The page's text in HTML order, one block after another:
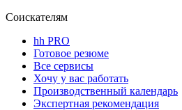
Соискателям
hh PRO
Готовое резюме
Все сервисы
Хочу у вас работать
Производственный календарь
Экспертная рекомендация